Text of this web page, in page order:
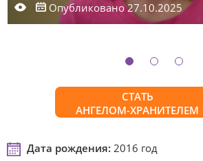
Опубликовано 27.10.2025
СТАТЬ
АНГЕЛОМ-ХРАНИТЕЛЕМ
Дата рождения: 2016 год